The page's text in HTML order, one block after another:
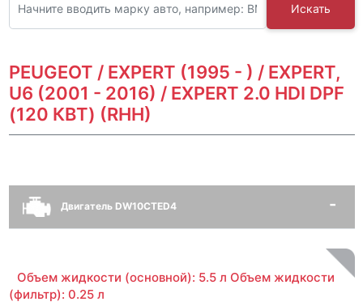
Искать
PEUGEOT / EXPERT (1995 - ) / EXPERT,
U6 (2001 - 2016) / EXPERT 2.0 HDI DPF
(120 КВТ) (RHH)
Двигатель DW10CTED4
Объем жидкости (основной): 5.5 л Объем жидкости
(фильтр): 0.25 л